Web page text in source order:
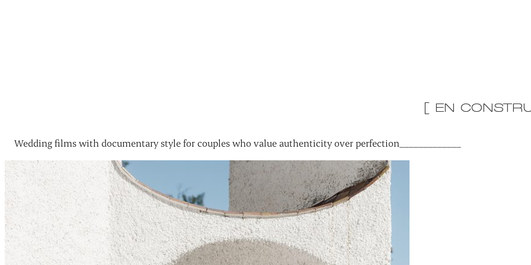
[ EN
Wedding films with documentary style for couples who value authenticity over perfection_____________